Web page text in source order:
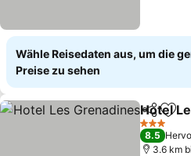
Wähle Reisedaten aus, um die
Preise zu sehen
TeilenZu
Hotel
3 Sterne
8.5
3.6 km